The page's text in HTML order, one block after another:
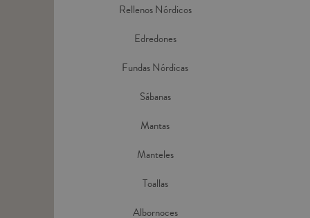
Rellenos Nórdicos
Edredones
Fundas Nórdicas
Sábanas
Mantas
Manteles
Toallas
Albornoces